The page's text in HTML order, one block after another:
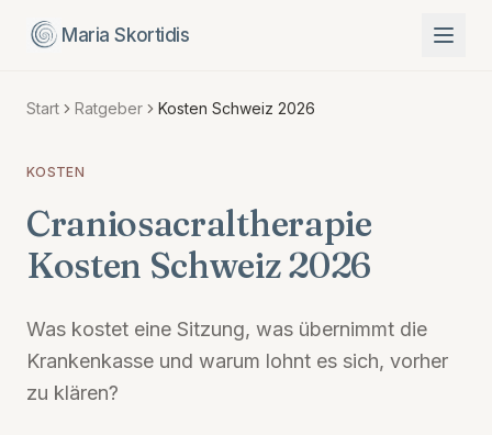
Maria Skortidis
Start Ratgeber Kosten Schweiz 2026
KOSTEN
Craniosacraltherapie
Kosten Schweiz 2026
Was kostet eine Sitzung, was übernimmt die
Krankenkasse und warum lohnt es sich, vorher
zu klären?